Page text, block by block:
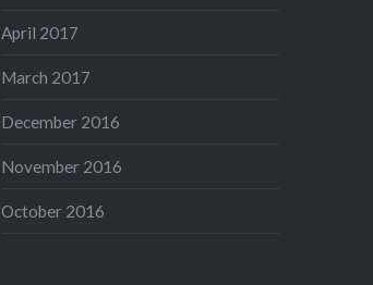
April 2017
March 2017
December 2016
November 2016
October 2016